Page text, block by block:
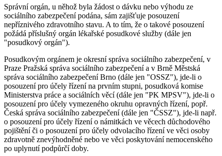
Správní orgán, u něhož byla žádost o dávku nebo výhodu ze
sociálního zabezpečení podána, sám zajišťuje posouzení
nepříznivého zdravotního stavu. A to tím, že o takové posouzení
požádá příslušný orgán lékařské posudkové služby (dále jen
"posudkový orgán").
Posudkovým orgánem je okresní správa sociálního zabezpečení, v
Praze Pražská správa sociálního zabezpečení a v Brně Městská
správa sociálního zabezpečení Brno (dále jen "OSSZ"), jde-li o
posouzení pro účely řízení na prvním stupni, posudková komise
Ministerstva práce a sociálních věcí (dále jen "PK MPSV"), jde-li o
posouzení pro účely vymezeného okruhu opravných řízení, popř.
Česká správa sociálního zabezpečení (dále jen "ČSSZ"), jde-li např.
o posouzení pro účely řízení o námitkách ve věcech důchodového
pojištění či o posouzení pro účely odvolacího řízení ve věci osoby
zdravotně znevýhodněné nebo ve věci poskytování nemocenského
po uplynutí podpůrčí doby.